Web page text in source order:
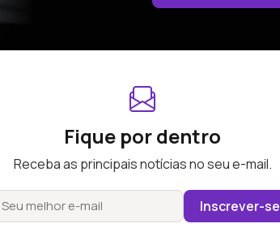
Fique por dentro
Receba as principais notícias no seu e-mail.
Inscrever-se